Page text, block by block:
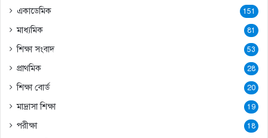
একাডেমিক 151
মাধ্যমিক 81
শিক্ষা সংবাদ 53
প্রাথমিক 28
শিক্ষা বোর্ড 20
মাদ্রাসা শিক্ষা 19
পরীক্ষা 18